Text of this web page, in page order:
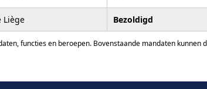
Liège Bezoldigd
functies en beroepen. Bovenstaande mandaten